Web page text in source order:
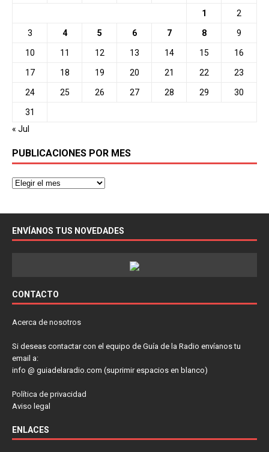
1 2
3 4 5 6 7 8 9
10 11 12 13 14 15 16
17 18 19 20 21 22 23
24 25 26 27 28 29 30
31
« Jul
PUBLICACIONES POR MES
ENVÍANOS TUS NOVEDADES
CONTACTO
Acerca de nosotros
Si deseas contactar con el equipo de Guía de la Radio envíanos tu
email a:
info @ guiadelaradio.com (suprimir espacios en blanco)
Política de privacidad
Aviso legal
ENLACES